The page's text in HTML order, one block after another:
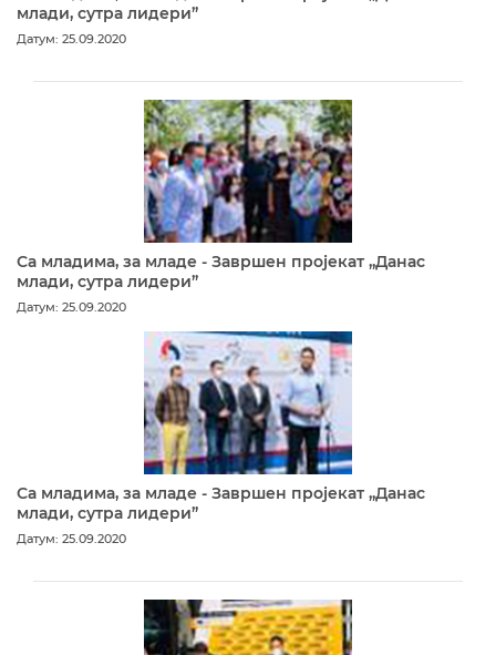
млади, сутра лидери”
Датум: 25.09.2020
Са младима, за младе - Завршен пројекат „Данас
млади, сутра лидери”
Датум: 25.09.2020
Са младима, за младе - Завршен пројекат „Данас
млади, сутра лидери”
Датум: 25.09.2020